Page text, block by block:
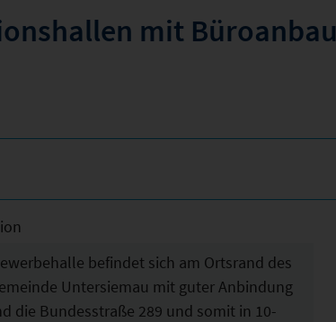
mit Büroanbau
befindet sich am Ortsrand des
Untersiemau mit guter Anbindung
die Bundesstraße 289 und somit in 10-